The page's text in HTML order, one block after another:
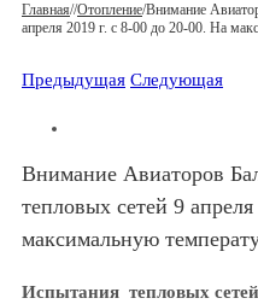
Главная//Отопление/Внимание
апреля 2019 г. с 8-00 до 20-00. На
Предыдущая Следующая
Внимание Авиаторов
тепловых сетей 9
максимальную
Испытания тепловых сетей